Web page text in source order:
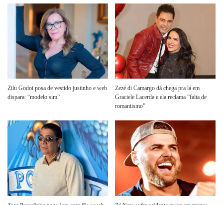
Zilu Godoi posa de vestido justinho e web
dispara: “modelo sim”
Zezé di Camargo dá chega pra lá em
Graciele Lacerda e ela reclama ”falta de
romantismo”